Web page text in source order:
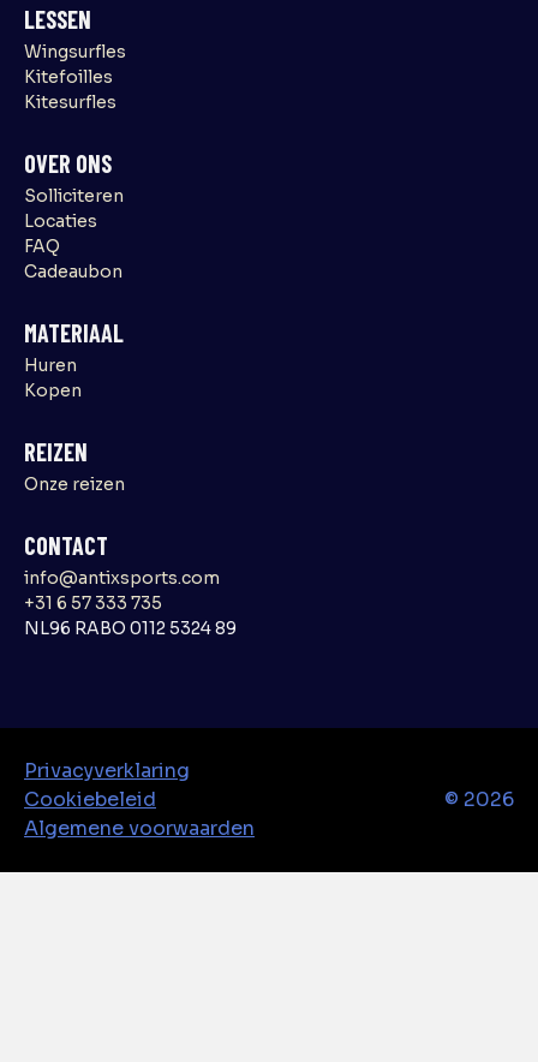
LESSEN
Wingsurfles
Kitefoilles
Kitesurfles
OVER ONS
Solliciteren
Locaties
FAQ
Cadeaubon
MATERIAAL
Huren
Kopen
REIZEN
Onze reizen
CONTACT
info@antixsports.com
+31 6 57 333 735
NL96 RABO 0112 5324 89
Privacyverklaring
Cookiebeleid
Algemene voorwaarden
© 2026